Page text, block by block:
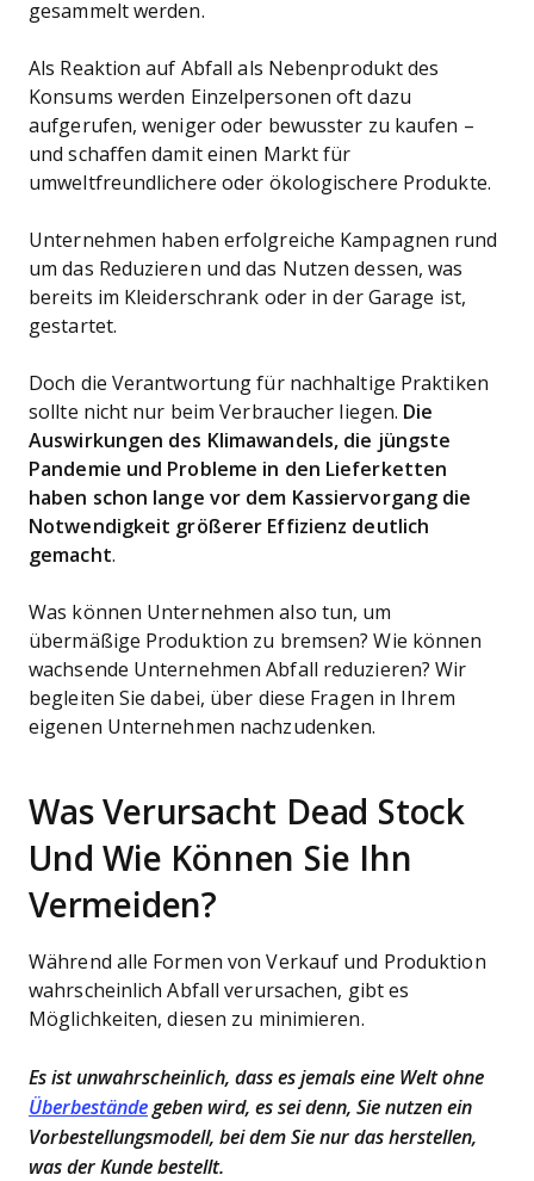
gesammelt werden.
Als Reaktion auf Abfall als Nebenprodukt des
Konsums werden Einzelpersonen oft dazu
aufgerufen, weniger oder bewusster zu kaufen –
und schaffen damit einen Markt für
umweltfreundlichere oder ökologischere Produkte.
Unternehmen haben erfolgreiche Kampagnen rund
um das Reduzieren und das Nutzen dessen, was
bereits im Kleiderschrank oder in der Garage ist,
gestartet.
Doch die Verantwortung für nachhaltige Praktiken
sollte nicht nur beim Verbraucher liegen. Die
Auswirkungen des Klimawandels, die jüngste
Pandemie und Probleme in den Lieferketten
haben schon lange vor dem Kassiervorgang die
Notwendigkeit größerer Effizienz deutlich
gemacht.
Was können Unternehmen also tun, um
übermäßige Produktion zu bremsen? Wie können
wachsende Unternehmen Abfall reduzieren? Wir
begleiten Sie dabei, über diese Fragen in Ihrem
eigenen Unternehmen nachzudenken.
Was Verursacht Dead Stock
Und Wie Können Sie Ihn
Vermeiden?
Während alle Formen von Verkauf und Produktion
wahrscheinlich Abfall verursachen, gibt es
Möglichkeiten, diesen zu minimieren.
Es ist unwahrscheinlich, dass es jemals eine Welt ohne
Überbestände geben wird, es sei denn, Sie nutzen ein
Vorbestellungsmodell, bei dem Sie nur das herstellen,
was der Kunde bestellt.